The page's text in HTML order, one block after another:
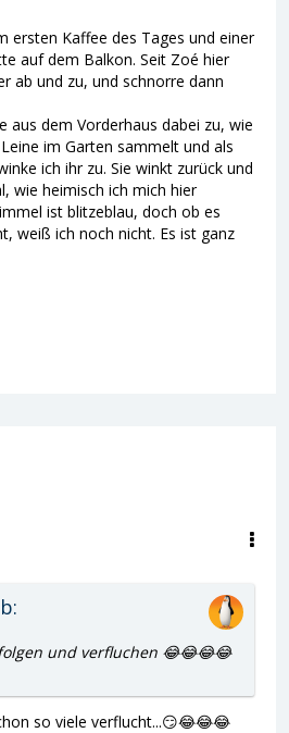
werden per TikTok
kollabieren... und
regt sich über
geworden? Wir haben eine
Frauen herangezüchtet, die so
sind, dass sie den eigenen
und Triggerwarnung
die gleichen Leute, warum
nur noch „lol, okay“
mich echt wütend und ich
dafür, eine Frau zu sein...😡
ersten Kaffee des Tages und einer
auf dem Balkon. Seit Zoé hier
ab und zu, und schnorre dann
aus dem Vorderhaus dabei zu, wie
im Garten sammelt und als
ich ihr zu. Sie winkt zurück und
wie heimisch ich mich hier
ist blitzeblau, doch ob es
weiß ich noch nicht. Es ist ganz
und verfluchen 😂😂😂😂
so viele verflucht...😏😂😂😂